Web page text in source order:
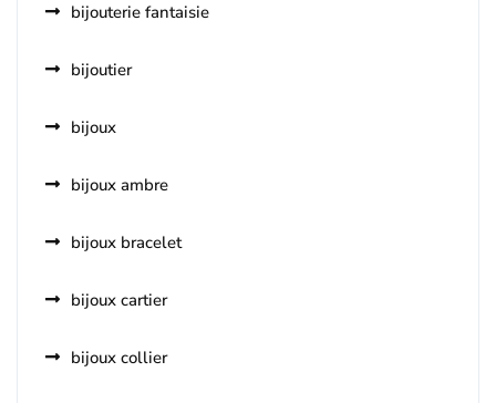
bijouterie fantaisie
bijoutier
bijoux
bijoux ambre
bijoux bracelet
bijoux cartier
bijoux collier